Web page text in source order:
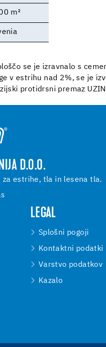
m²
se je izravnalo s
v estrihu nad 2%, se je
protidrsni premaz
D.O.O.
estrihe, tla in lesena tla.
LEGAL
Splošni pogoji
Kontaktni podatki
Varstvo podatkov
Kazalo